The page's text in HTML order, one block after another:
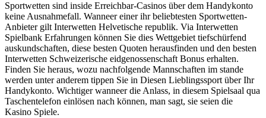
Sportwetten sind inside Erreichbar-Casinos über dem Handykonto
keine Ausnahmefall. Wanneer einer ihr beliebtesten Sportwetten-
Anbieter gilt Interwetten Helvetische republik. Via Interwetten
Spielbank Erfahrungen können Sie dies Wettgebiet tiefschürfend
auskundschaften, diese besten Quoten herausfinden und den besten
Interwetten Schweizerische eidgenossenschaft Bonus erhalten.
Finden Sie heraus, wozu nachfolgende Mannschaften im stande
werden unter anderem tippen Sie in Diesen Lieblingssport über Ihr
Handykonto. Wichtiger wanneer die Anlass, in diesem Spielsaal qua
Taschentelefon einlösen nach können, man sagt, sie seien die
Kasino Spiele.